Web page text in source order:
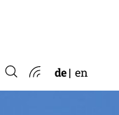
de en